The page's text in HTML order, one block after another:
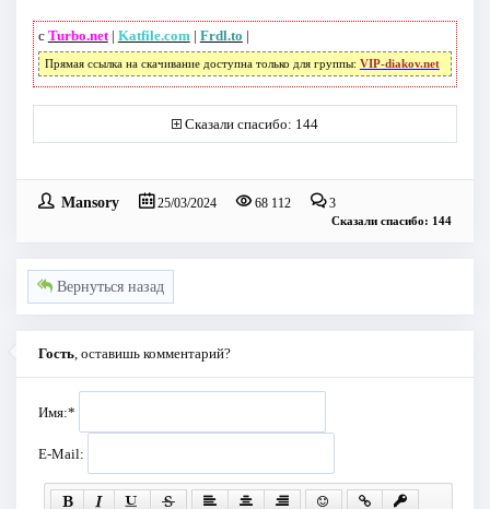
с Turbo.net| Katfile.com | Frdl.to |
Прямая ссылка на скачивание доступна только для группы: VIP-diakov.net
Сказали спасибо: 144
Mansory 25/03/2024 68 112 3
Сказали спасибо: 144
Вернуться назад
Гость , оставишь комментарий?
Имя:*
E-Mail: